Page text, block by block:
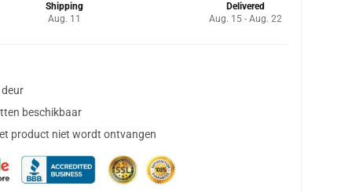
Shipping
Aug. 11
Delivered
Aug. 15 - Aug. 22
beschikbaar
product niet wordt ontvangen